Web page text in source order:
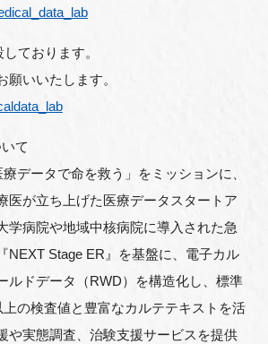
ております。
願いいたします。
て
データで命を救う」をミッションに、
医が立ち上げた医療データスタートア
学病院や地域中核病院に導入された急
NEXT Stage ER』を基盤に、電子カル
ルドデータ（RWD）を構造化し、標準
の検査値と豊富なカルテテキストを活
や実態調査、治験支援サービスを提供